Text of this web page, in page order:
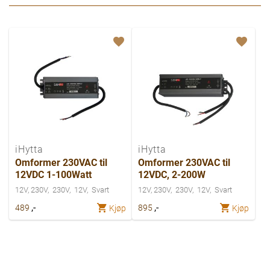
iHytta
Omformer 230VAC til
12VDC 1-100Watt
12V, 230V 230V 12V Svart
489 ,- Kjøp
iHytta
Omformer 230VAC til
12VDC, 2-200W
12V, 230V 230V 12V Svart
895 ,- Kjøp